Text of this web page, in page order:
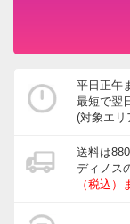
平日正午
最短で翌
(対象エリ
送料は880
ディノス
（税込）